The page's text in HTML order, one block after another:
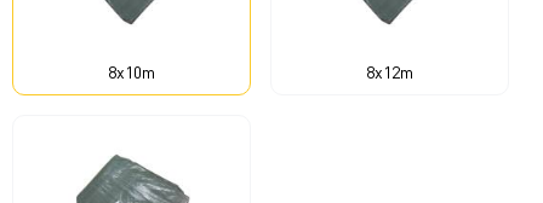
8x10m 8x12m